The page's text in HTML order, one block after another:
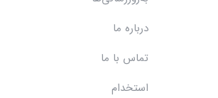
درباره ما
تماس با ما
استخدام